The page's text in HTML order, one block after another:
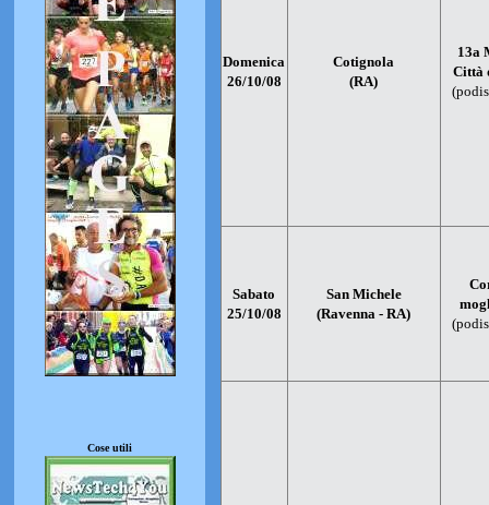
Domenica
26/10/08
Cotignola
(RA)
13a
Città
Sabato
25/10/08
San Michele
(Ravenna - RA)
Cose utili